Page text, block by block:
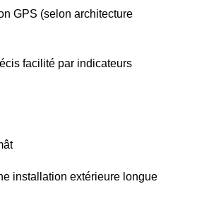
GPS (selon architecture
facilité par indicateurs
installation extérieure longue